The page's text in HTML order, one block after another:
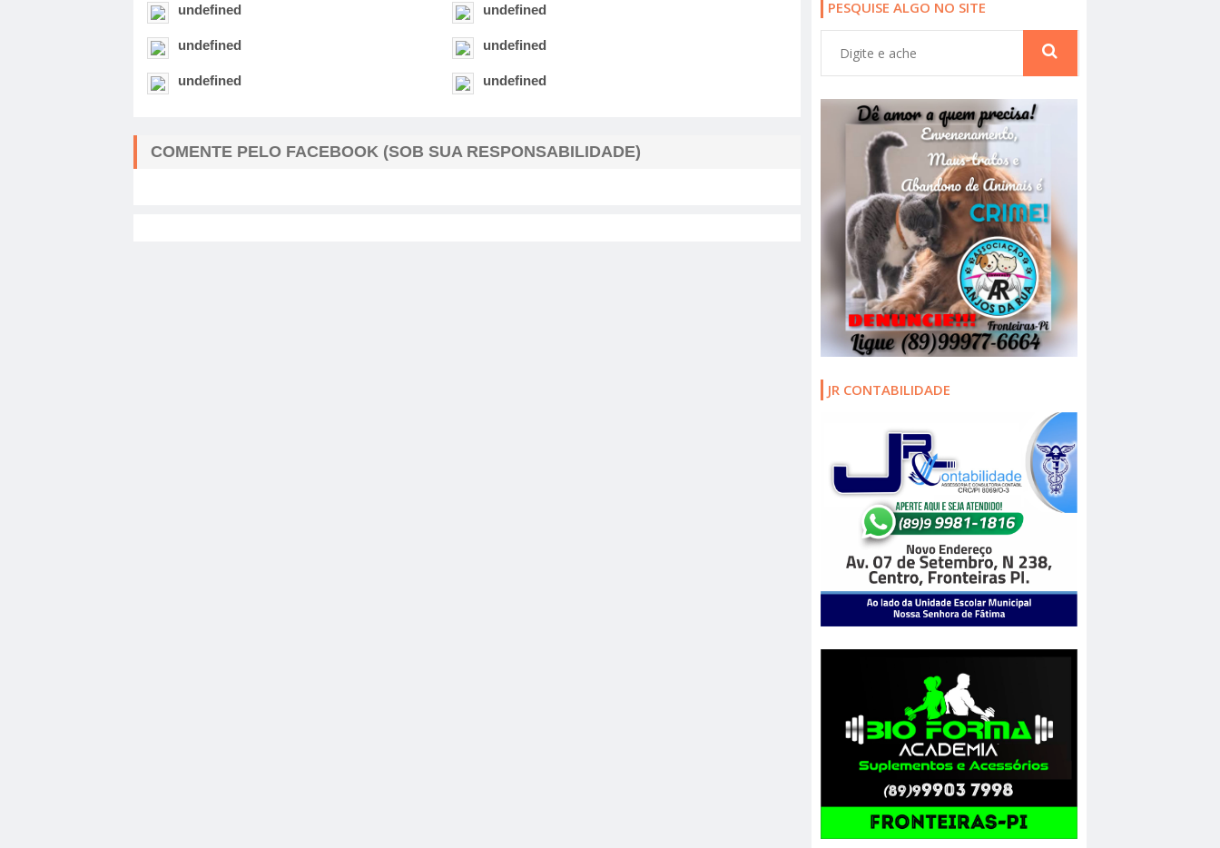
undefined undefined
undefined undefined
undefined undefined
COMENTE PELO FACEBOOK (SOB SUA RESPONSABILIDADE)
PESQUISE ALGO NO SITE
JR CONTABILIDADE